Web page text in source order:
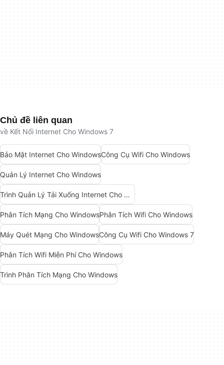
Chủ đề liên quan
về Kết Nối Internet Cho Windows 7
Bảo Mật Internet Cho WindowsCông Cụ Wifi Cho Windows
Quản Lý Internet Cho Windows
Trình Quản Lý Tải Xuống Internet Cho Windows
Phân Tích Mạng Cho WindowsPhân Tích Wifi Cho Windows
Máy Quét Mạng Cho WindowsCông Cụ Wifi Cho Windows 7
Phân Tích Wifi Miễn Phí Cho Windows
Trình Phân Tích Mạng Cho Windows